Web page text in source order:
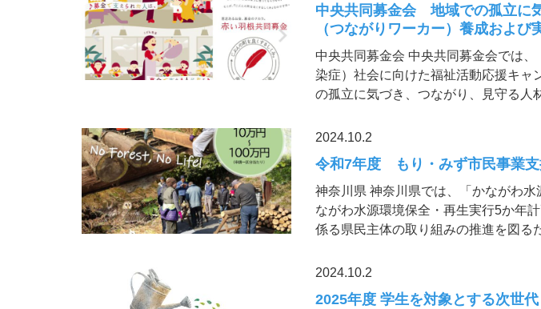
中央共同募金会 地域での孤立に
（つながりワーカー）養成およ
中央共同募金会 中央共同募金会では
染症）社会に向けた福祉活動応援キャ
の孤立に気づき、つながり、見守る人
2024.10.2
令和7年度 もり・みず市民事業
神奈川県 神奈川県では、「かながわ
ながわ水源環境保全・再生実行5か年
係る県民主体の取り組みの推進を図る
2024.10.2
2025年度 学生を対象とする次世